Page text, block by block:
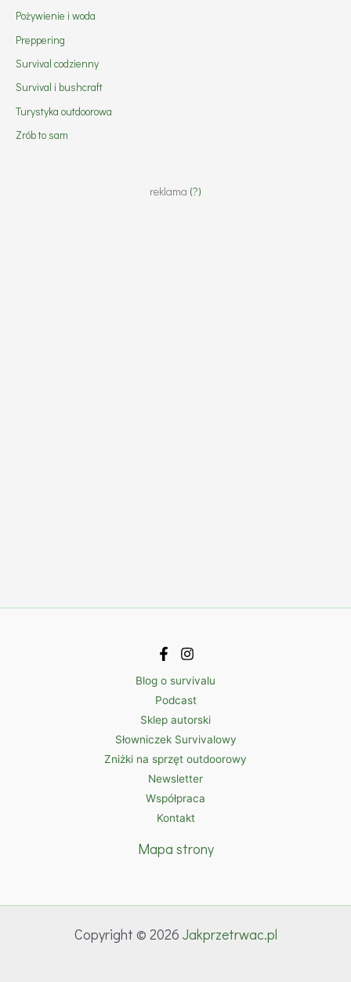
Pożywienie i woda
Preppering
Survival codzienny
Survival i bushcraft
Turystyka outdoorowa
Zrób to sam
reklama (?)
Blog o survivalu
Podcast
Sklep autorski
Słowniczek Survivalowy
Zniżki na sprzęt outdoorowy
Newsletter
Współpraca
Kontakt
Mapa strony
Copyright © 2026 Jakprzetrwac.pl